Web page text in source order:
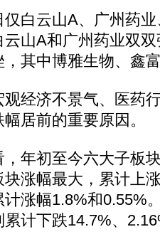
云山A、广州药业
山A和广州药业双
其中博雅生物、鑫
济不景气、医药
居前的重要原因。
初至今六大子板
涨幅最大，累计上
涨幅1.8%和0.55%
计下跌14.7%、